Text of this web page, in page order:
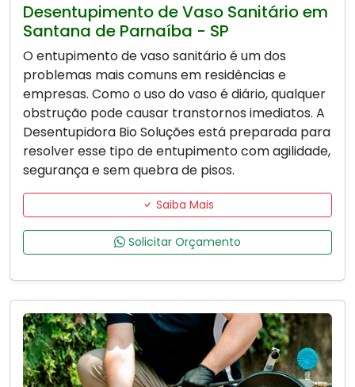
Desentupimento de Vaso Sanitário em
Santana de Parnaíba - SP
O entupimento de vaso sanitário é um dos
problemas mais comuns em residências e
empresas. Como o uso do vaso é diário, qualquer
obstrução pode causar transtornos imediatos. A
Desentupidora Bio Soluções está preparada para
resolver esse tipo de entupimento com agilidade,
segurança e sem quebra de pisos.
Saiba Mais
Solicitar Orçamento